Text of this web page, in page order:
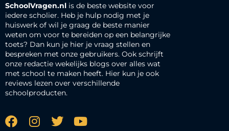
SchoolVragen.nl is de beste website voor
iedere scholier. Heb je hulp nodig met je
huiswerk of wil je graag de beste manier
weten om voor te bereiden op een belangrijke
toets? Dan kun je hier je vraag stellen en
bespreken met onze gebruikers. Ook schrijft
onze redactie wekelijks blogs over alles wat
met school te maken heeft. Hier kun je ook
reviews lezen over verschillende
schoolproducten.